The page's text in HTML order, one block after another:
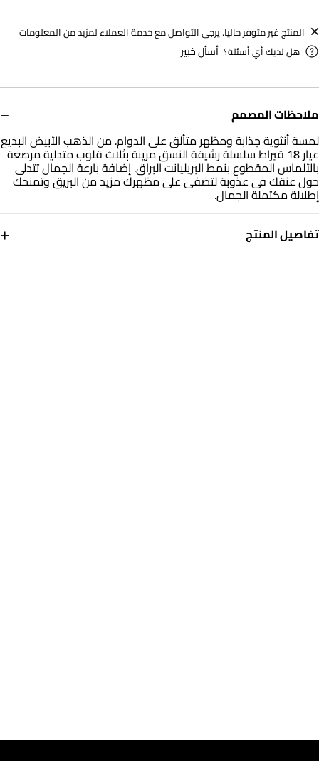
ملاحظات المصمم −
لمسة أنثوية جذابة ومظهر متألق على الدوام. من الذهب الأبيض البديع
عيار 18 قيراط سلسلة رشيقة النسق مزينة بثلاث قلوب متدلية مرصعة
بالألماس المقطوع بنمط البريليانت البراق. إضافة بارعة الجمال تتدلى
حول عنقك فى عذوبة لتضفى على مظهرك مزيد من البريق وتمنحك
إطلالة مكتملة الجمال.
تفاصيل المنتج
+
المنتج غير متوفر حاليا. يرجى التواصل مع خدمة العملاء لمزيد من المعلومات
هل لديك أي أسئلة؟ أسأل خبير